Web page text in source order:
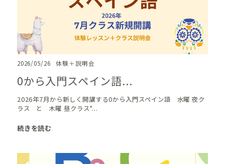
2026/05/26 体験＋説明会
0から入門スペイン語...
2026年7月から新しく開講する0から入門スペイン語 水曜 夜ク
ラス と 木曜 昼クラス"...
続きを読む